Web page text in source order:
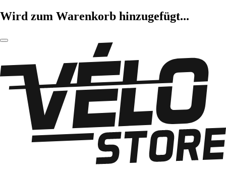
Wird zum Warenkorb hinzugefügt...